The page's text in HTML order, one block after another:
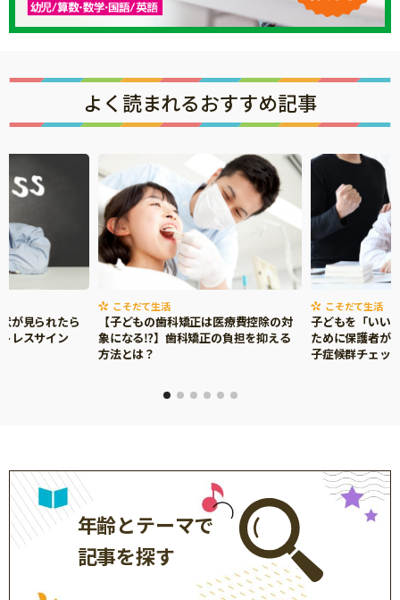
サイトのご利⽤にあたって
個⼈情報について
よく読まれるおすすめ記事
が見られたら
レスサイン
こそだて生活
【子どもの歯科矯正は医療費控除の対
象になる⁉】歯科矯正の負担を抑える
方法とは？
こそだて生活
子どもを「いい
ために保護者が
子症候群チェッ
年齢とテーマで
記事を探す